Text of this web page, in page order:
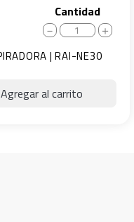
Cantidad
＋
－
| RAI-NE30